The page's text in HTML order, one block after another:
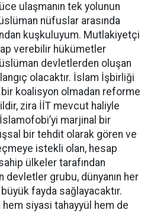
ulaşmanın tek yolunun
nüfuslar arasında
kuşkuluyum. Mutlakiyetçi
verebilir hükümetler
devletlerden oluşan
olacaktır. İslam İşbirliği
bir koalisyon olmadan reforme
zira İİT mevcut haliyle
marjinal bir
bir tehdit olarak gören ve
istekli olan, hesap
ülkeler tarafından
grubu, dünyanın her
fayda sağlayacaktır.
siyasi tahayyül hem de